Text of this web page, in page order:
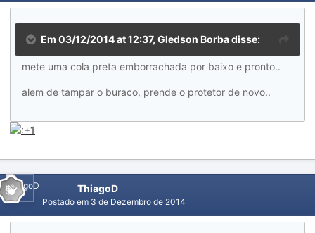
Em 03/12/2014 at 12:37, Gledson Borba disse:
mete uma cola preta emborrachada por baixo e pronto..
alem de tampar o buraco, prende o protetor de novo..
ThiagoD
Postado em 3 de Dezembro de 2014